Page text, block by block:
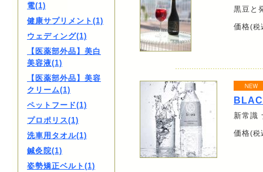
電(1)
健康サプリメント(1)
ウェディング(1)
【医薬部外品】美白
美容液(1)
【医薬部外品】美容
クリーム(1)
ペットフード(1)
プロポリス(1)
洗車用タオル(1)
鍼灸院(1)
姿勢矯正ベルト(1)
黒豆と
価格(税
新常識
価格(税